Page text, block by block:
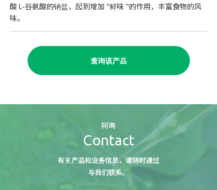
酸 L-谷氨酸的钠盐，起到增加 "鲜味 "的作用，丰富食物的风
味。
查询该产品
问询
Contact
有关产品和业务信息，请随时通过
与我们联系。